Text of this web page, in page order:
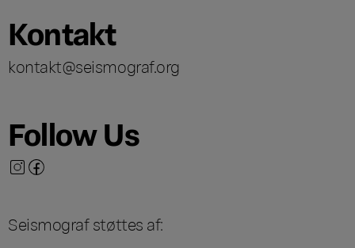
Kontakt
kontakt@seismograf.org
Follow Us
Seismograf støttes af: